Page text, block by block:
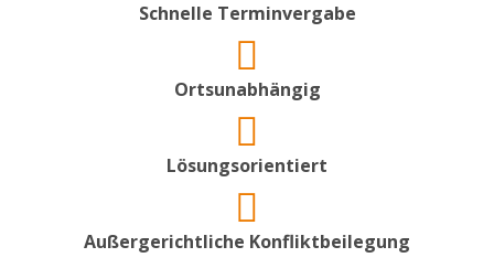
Schnelle Terminvergabe
Ortsunabhängig
Lösungsorientiert
Außergerichtliche Konfliktbeilegung